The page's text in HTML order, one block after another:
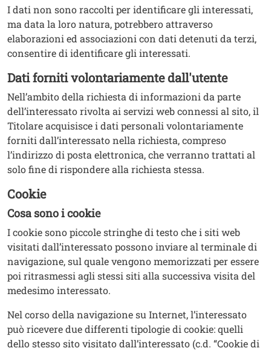
I dati non sono raccolti per identificare gli interessati,
ma data la loro natura, potrebbero attraverso
elaborazioni ed associazioni con dati detenuti da terzi,
consentire di identificare gli interessati.
Testo
Dati forniti volontariamente dall'utente
Nell’ambito della richiesta di informazioni da parte
dell’interessato rivolta ai servizi web connessi al sito, il
Titolare acquisisce i dati personali volontariamente
forniti dall’interessato nella richiesta, compreso
l’indirizzo di posta elettronica, che verranno trattati al
solo fine di rispondere alla richiesta stessa.
Testo
Cookie
Cosa sono i cookie
I cookie sono piccole stringhe di testo che i siti web
visitati dall’interessato possono inviare al terminale di
navigazione, sul quale vengono memorizzati per essere
poi ritrasmessi agli stessi siti alla successiva visita del
medesimo interessato.
Nel corso della navigazione su Internet, l’interessato
può ricevere due differenti tipologie di cookie: quelli
dello stesso sito visitato dall’interessato (c.d. “Cookie di